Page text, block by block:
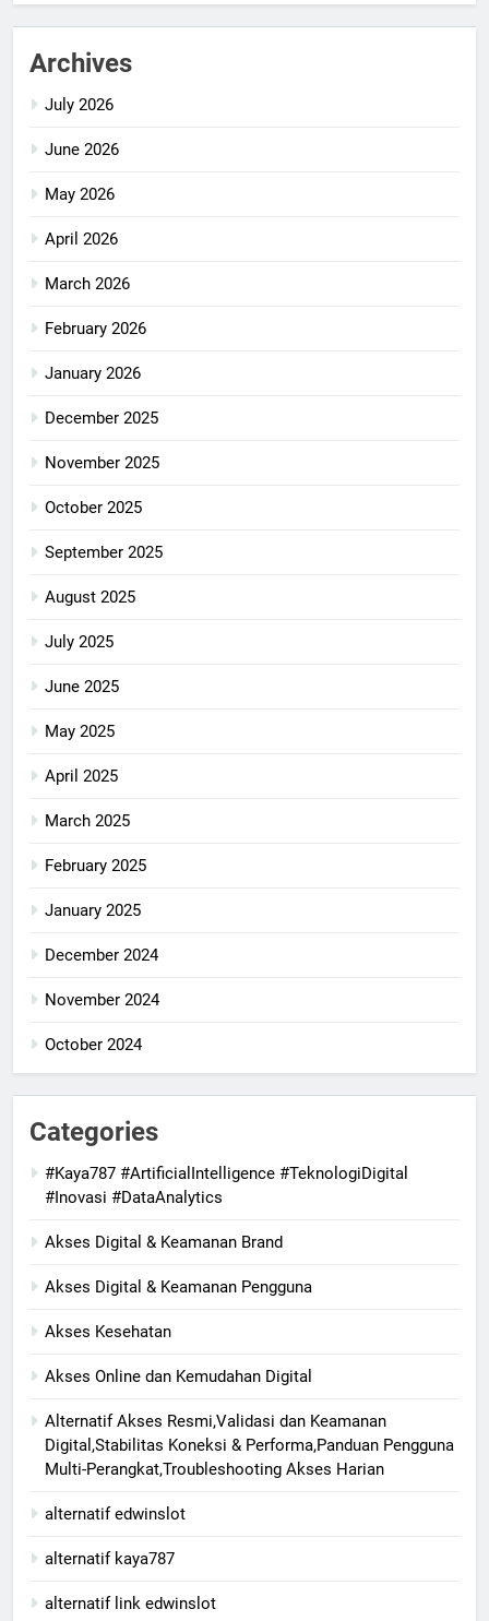
Archives
July 2026
June 2026
May 2026
April 2026
March 2026
February 2026
January 2026
December 2025
November 2025
October 2025
September 2025
August 2025
July 2025
June 2025
May 2025
April 2025
March 2025
February 2025
January 2025
December 2024
November 2024
October 2024
Categories
#Kaya787 #ArtificialIntelligence #TeknologiDigital
#Inovasi #DataAnalytics
Akses Digital & Keamanan Brand
Akses Digital & Keamanan Pengguna
Akses Kesehatan
Akses Online dan Kemudahan Digital
Alternatif Akses Resmi,Validasi dan Keamanan
Digital,Stabilitas Koneksi & Performa,Panduan Pengguna
Multi-Perangkat,Troubleshooting Akses Harian
alternatif edwinslot
alternatif kaya787
alternatif link edwinslot